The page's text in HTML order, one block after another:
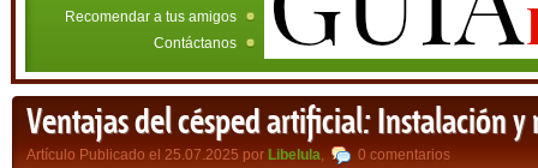
Recomendar a tus amigos
Contáctanos
Ventajas del césped artificial: Instalación
Artículo Publicado el 25.07.2025 por Libelula, 0 comentarios